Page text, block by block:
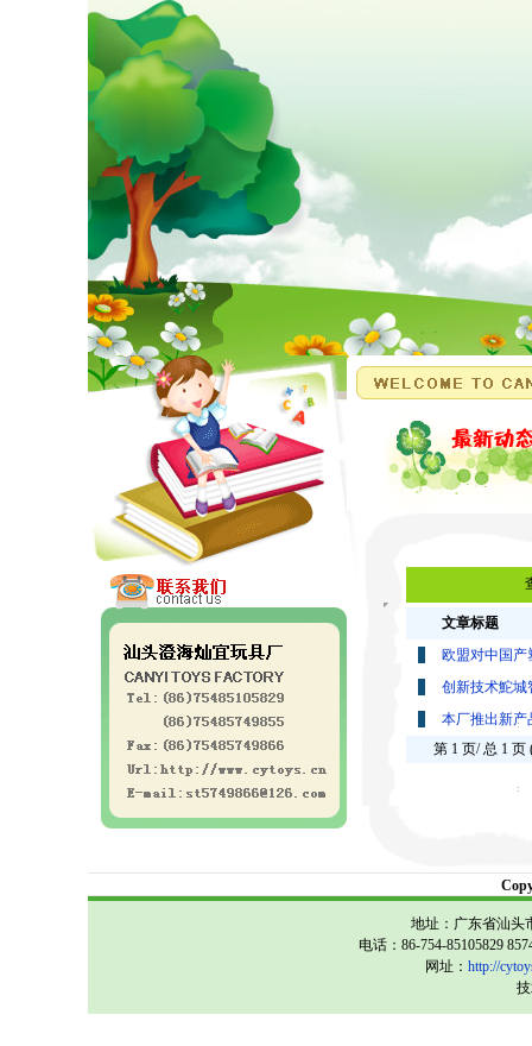
文章标题
欧盟对中国
创新技术鮀
本厂推出新
第 1 页/ 总 1 页
地址：广东省汕头
电话：86-754-85105829
网址： http://